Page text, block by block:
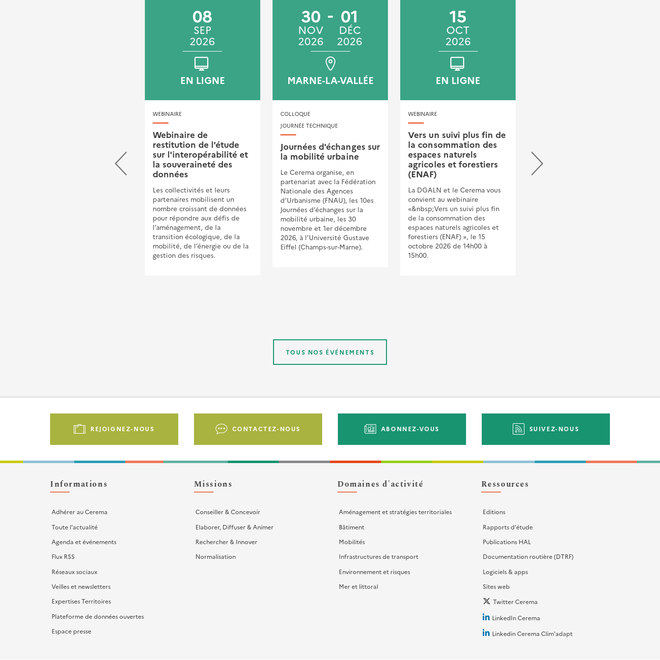
08
SEP
2026
EN LIGNE
WEBINAIRE
Webinaire de
restitution de l'étude
sur l'interopérabilité et
la souveraineté des
données
Les collectivités et leurs
partenaires mobilisent un
nombre croissant de données
pour répondre aux défis de
l’aménagement, de la
transition écologique, de la
mobilité, de l’énergie ou de la
gestion des risques.
30
NOV
2026
01
DÉC
2026
MARNE-LA-VALLÉE
COLLOQUE
JOURNÉE TECHNIQUE
Journées d'échanges sur
la mobilité urbaine
Le Cerema organise, en
partenariat avec la Fédération
Nationale des Agences
d’Urbanisme (FNAU), les 10es
Journées d’échanges sur la
mobilité urbaine, les 30
novembre et 1er décembre
2026, à l’Université Gustave
Eiffel (Champs-sur-Marne).
15
OCT
2026
EN LIGNE
WEBINAIRE
Vers un suivi plus fin de
la consommation des
espaces naturels
agricoles et forestiers
(ENAF)
La DGALN et le Cerema vous
convient au webinaire
«&nbsp;Vers un suivi plus fin
de la consommation des
espaces naturels agricoles et
forestiers (ENAF) », le 15
octobre 2026 de 14h00 à
15h00.
- St-Medard-en-Jalles
La direction territoriale sud-
TOUS NOS ÉVÉNEMENTS
Pied
Liens
d'actions
REJOIGNEZ-NOUS CONTACTEZ-NOUS ABONNEZ-VOUS SUIVEZ-NOUS
Informations
Adhérer au Cerema
Toute l'actualité
Agenda et événements
Flux RSS
Réseaux sociaux
Veilles et newsletters
Expertises Territoires
Plateforme de données ouvertes
Espace presse
Missions
Conseiller & Concevoir
Elaborer, Diffuser & Animer
Rechercher & Innover
Normalisation
Domaines d'activité
Aménagement et stratégies territoriales
Bâtiment
Mobilités
Infrastructures de transport
Environnement et risques
Mer et littoral
Ressources
Editions
Rapports d'étude
Publications HAL
Documentation routière (DTRF)
Logiciels & apps
Sites web
Twitter Cerema
LinkedIn Cerema
Linkedin Cerema Clim'adapt